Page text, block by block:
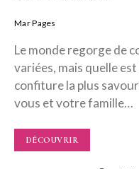
Mar Pages
Le monde regorge de
variées, mais quelle
confiture la plus
vous et votre famille…
DÉCOUVRIR